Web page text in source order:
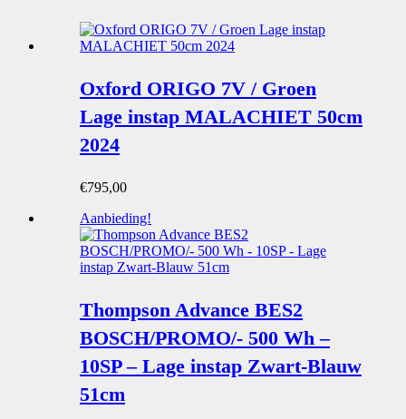
Oxford ORIGO 7V / Groen
Lage instap MALACHIET 50cm
2024
€795,00
Aanbieding!
Thompson Advance BES2
BOSCH/PROMO/- 500 Wh –
10SP – Lage instap Zwart-Blauw
51cm